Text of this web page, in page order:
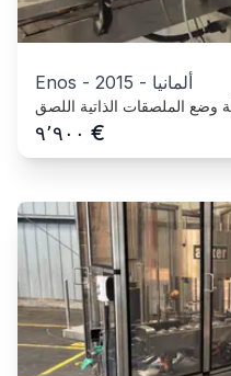
Enos - 2015 - ألمانيا
وضع الملصقات الذاتية اللصق
٩٬٩٠٠ €